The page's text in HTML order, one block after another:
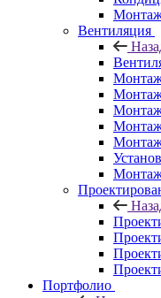
Вентиляция
Монтаж
Монтаж
Портфолио